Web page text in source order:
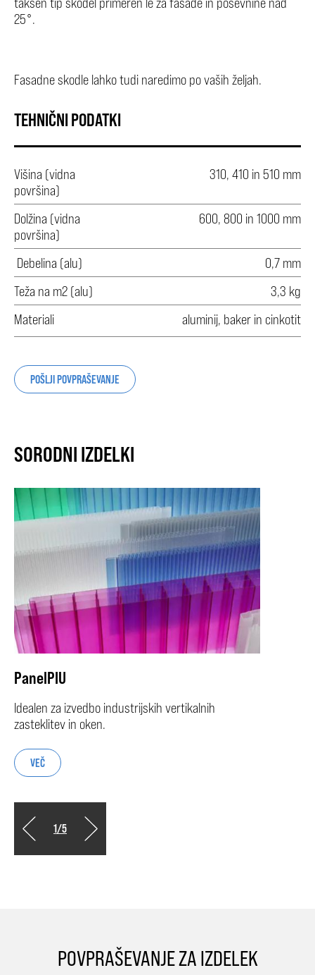
25°.
Fasadne skodle lahko tudi naredimo po vaših željah.
TEHNIČNI PODATKI
Višina (vidna
površina)
310, 410 in 510 mm
Dolžina (vidna
površina)
600, 800 in 1000 mm
Debelina (alu)
0,7 mm
Teža na m2 (alu)
3,3 kg
Materiali
aluminij, baker in cinkotit
POŠLJI POVPRAŠEVANJE
SORODNI IZDELKI
PanelPIU
Idealen za izvedbo industrijskih vertikalnih
zasteklitev in oken.
VEČ
1/5
POVPRAŠEVANJE ZA IZDELEK